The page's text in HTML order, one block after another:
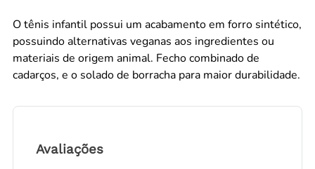
O tênis infantil possui um acabamento em forro sintético,
possuindo alternativas veganas aos ingredientes ou
materiais de origem animal. Fecho combinado de
cadarços, e o solado de borracha para maior durabilidade.
Avaliações